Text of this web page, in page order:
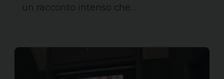
un racconto intenso che…